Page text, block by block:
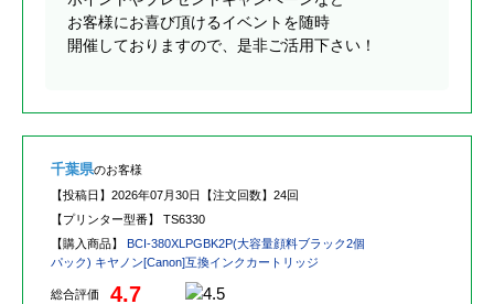
お客様にお喜び頂けるイベントを随時
開催しておりますので、是非ご活用下さい！
千葉県のお客様
【投稿日】 2026年07月30日 【注文回数】 24回
【プリンター型番】 TS6330
【購入商品】 BCI-380XLPGBK2P(大容量顔料ブラック2個
パック) キヤノン[Canon]互換インクカートリッジ
総合評価 4.7